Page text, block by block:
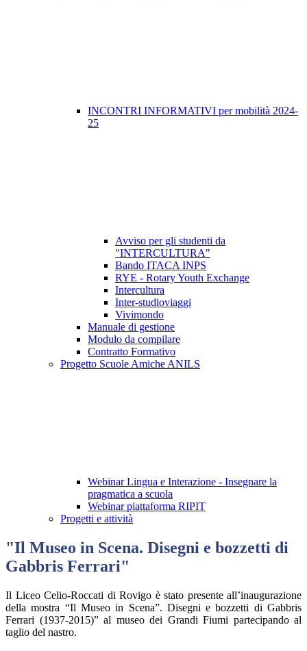
INCONTRI INFORMATIVI per mobilità 2024-
25
Avviso per gli studenti da
"INTERCULTURA"
Bando ITACA INPS
RYE - Rotary Youth Exchange
Intercultura
Inter-studioviaggi
Vivimondo
Manuale di gestione
Modulo da compilare
Contratto Formativo
Progetto Scuole Amiche ANILS
Webinar Lingua e Interazione - Insegnare la
pragmatica a scuola
Webinar piattaforma RIPIT
Progetti e attività
"Il Museo in Scena. Disegni e bozzetti di
Gabbris Ferrari"
Il Liceo Celio-Roccati di Rovigo è stato presente all’inaugurazione
della mostra “Il Museo in Scena”. Disegni e bozzetti di Gabbris
Ferrari (1937-2015)” al museo dei Grandi Fiumi partecipando al
taglio del nastro.